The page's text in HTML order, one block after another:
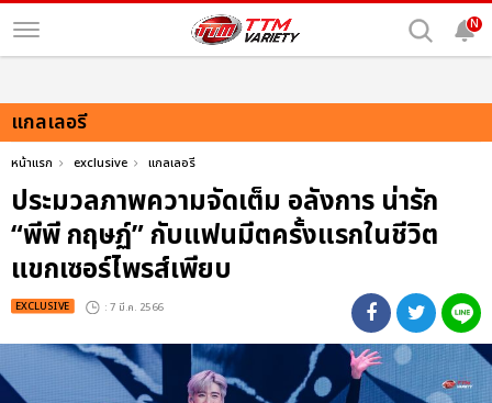
N
แกลเลอรี
หน้าแรก exclusive แกลเลอรี
ประมวลภาพความจัดเต็ม อลังการ น่ารัก
“พีพี กฤษฏ์” กับแฟนมีตครั้งแรกในชีวิต
แขกเซอร์ไพรส์เพียบ
EXCLUSIVE : 7 มี.ค. 2566